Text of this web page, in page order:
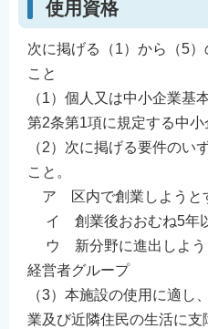
使用資格
次に掲げる（1）から（5
こと
（1）個人又は中小企業基
第2条第1項に規定する中小
（2）次に掲げる要件のい
こと。
ア 区内で創業しようと
イ 創業後おおむね5年
ウ 新分野に進出しよう
経営者グループ
（3）本施設の使用に適し
業及び近隣住民の生活に
Filipino